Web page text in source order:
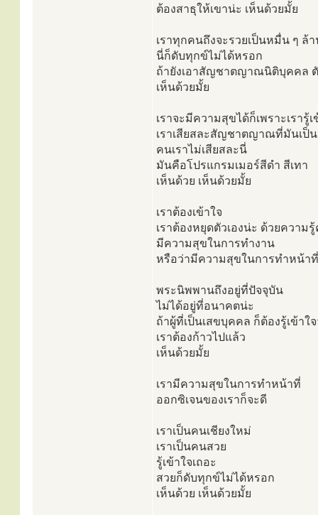
ต้องสาธุให้เขาน่ะ เห็นด้วยมั้ย
เราทุกคนถึงจะรวยเป็นหมื่น ๆ ล้
นี่ก็ดับทุกข์ไม่ได้หรอก
ถ้ายังเอาสัญชาตญาณนิติบุคคล ตั
เห็นด้วยมั้ย
เราจะมีความสุขได้ก็เพราะเรารู้เ
เราเสียสละสัญชาตญาณที่มันเป็
คนเราไม่เสียสละนี่
มันคือโปรแกรมเมอร์สีดำ สีเทา
เห็นด้วย เห็นด้วยมั้ย
เราต้องเข้าใจ
เราต้องหยุดตัวเองน่ะ ด้วยความ
มีความสุขในการทำงาน
หรือว่ามีความสุขในการทำหน้าที่
พระนิพพานถึงอยู่ที่ปัจจุบัน
ไม่ได้อยู่ที่อนาคตน่ะ
ถ้าผู้ที่เป็นเสขบุคคล ก็ต้องรู้เข้าใ
เราต้องก้าวไปแล้ว
เห็นด้วยมั้ย
เรามีความสุขในการทำหน้าที่
ออกซิเจนของเราก็จะดี
เราเป็นคนเชียงใหม่
เราเป็นคนสวย
รู้เข้าใจเถอะ
สวยก็ดับทุกข์ไม่ได้หรอก
เห็นด้วย เห็นด้วยมั้ย